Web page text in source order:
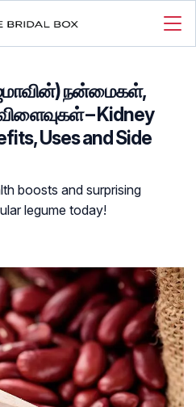
நன்மைகள்,
– Kidney
Uses and Side
boosts and surprising
legume today!